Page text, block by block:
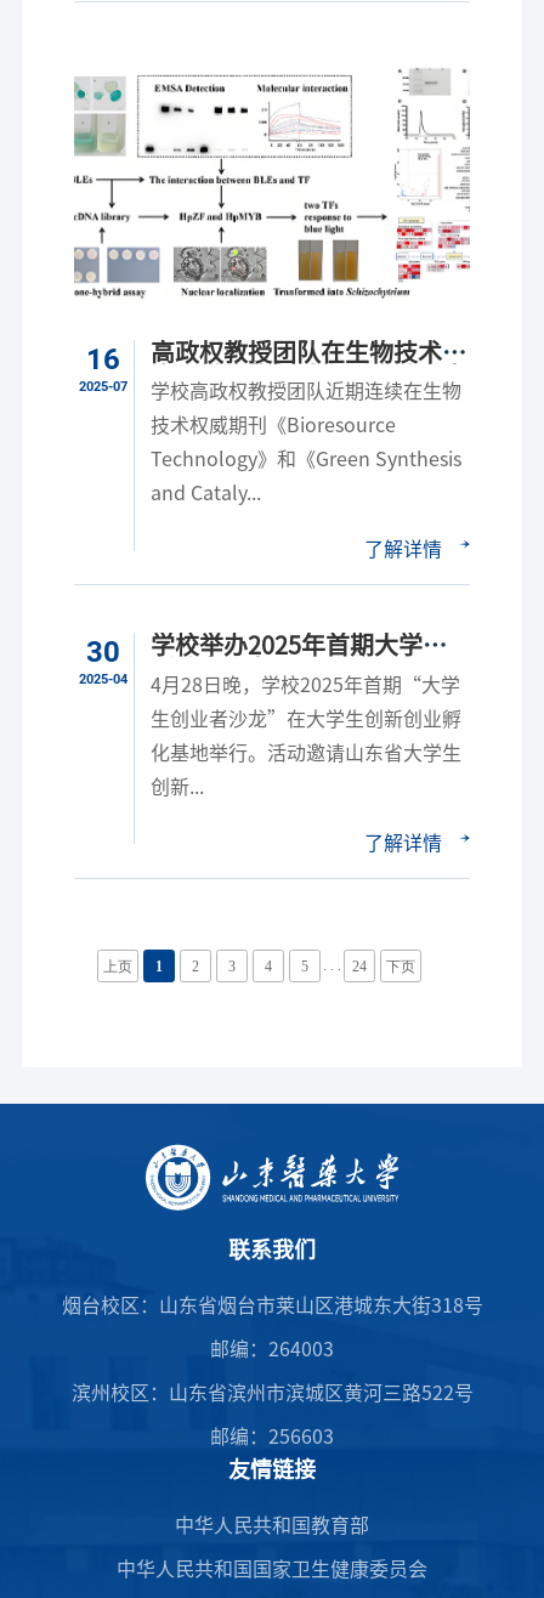
16
2025-07
高政权教授团队在生物技术与
应用微生物权威期刊连续发表
4篇学术...
学校高政权教授团队近期连续在生物
技术权威期刊《Bioresource
Technology》和《Green Synthesis
and Cataly...
了解详情
30
2025-04
学校举办2025年首期大学生
创业者沙龙
4月28日晚，学校2025年首期“大学
生创业者沙龙”在大学生创新创业孵
化基地举行。活动邀请山东省大学生
创新...
了解详情
上页 1 2 3 4 5 . . . 24 下页
联系我们
烟台校区：山东省烟台市莱山区港城东大街318号
邮编：264003
滨州校区：山东省滨州市滨城区黄河三路522号
邮编：256603
友情链接
中华人民共和国教育部
中华人民共和国国家卫生健康委员会